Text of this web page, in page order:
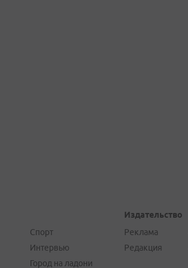
Спорт
Интервью
Город на ладони
Издательство
Реклама
Редакция